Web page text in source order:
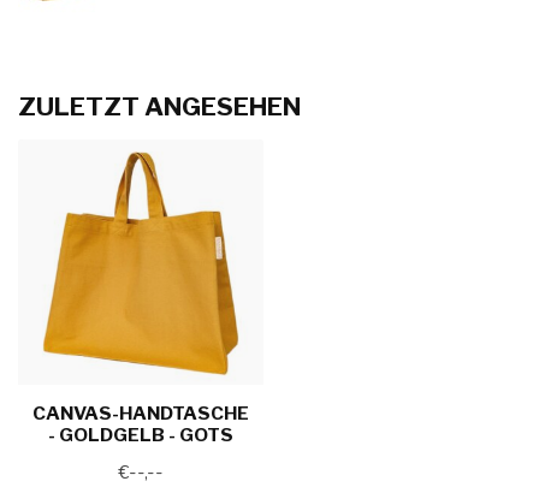
ZULETZT ANGESEHEN
CANVAS-HANDTASCHE
- GOLDGELB - GOTS
€--,--